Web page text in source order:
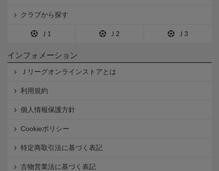
クラブから探す
Ｊ1 Ｊ2 Ｊ3
インフォメーション
Ｊリーグオンラインストアとは
利用規約
個人情報保護方針
Cookieポリシー
特定商取引法に基づく表記
古物営業法に基づく表記